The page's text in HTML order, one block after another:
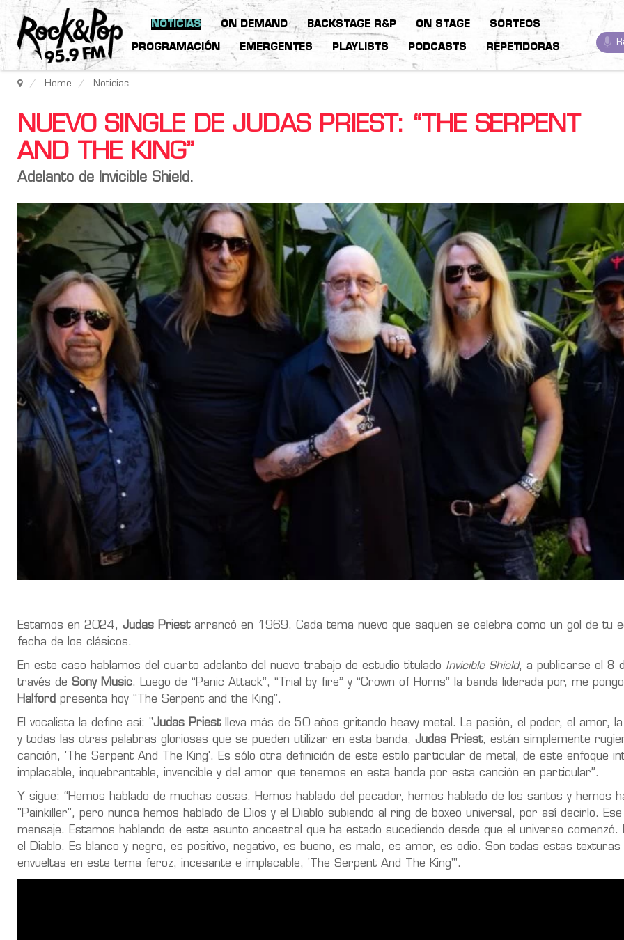
NOTICIAS ON DEMAND BACKSTAGE R&P ON STAGE SORTEOS
PROGRAMACIÓN EMERGENTES PLAYLISTS PODCASTS REPETIDORAS
Home Noticias
NUEVO SINGLE DE JUDAS PRIEST: “THE SERPENT
AND THE KING”
Adelanto de Invicible Shield.
Estamos en 2024, Judas Priestarrancó en 1969. Cada tema nuevo que saquen se celebra como un gol de tu
fecha de los clásicos.
En este caso hablamos del cuarto adelanto del nuevo trabajo de estudio titulado Invicible Shield, a publicarse el 8
través de Sony Music. Luego de “Panic Attack”, “Trial by fire” y “Crown of Horns” la banda liderada por, me
Halford presenta hoy “The Serpent and the King”.
El vocalista la define así: "Judas Priestlleva más de 50 años gritando heavy metal. La pasión, el poder, el amor, la
y todas las otras palabras gloriosas que se pueden utilizar en esta banda, Judas Priest, están simplemente
canción, 'The Serpent And The King'. Es sólo otra definición de este estilo particular de metal, de este enfoque
implacable, inquebrantable, invencible y del amor que tenemos en esta banda por esta canción en particular”.
Y sigue: “Hemos hablado de muchas cosas. Hemos hablado del pecador, hemos hablado de los santos y hemos
"Painkiller", pero nunca hemos hablado de Dios y el Diablo subiendo al ring de boxeo universal, por así decirlo. Ese
mensaje. Estamos hablando de este asunto ancestral que ha estado sucediendo desde que el universo comenzó.
el Diablo. Es blanco y negro, es positivo, negativo, es bueno, es malo, es amor, es odio. Son todas estas
envueltas en este tema feroz, incesante e implacable, 'The Serpent And The King'".